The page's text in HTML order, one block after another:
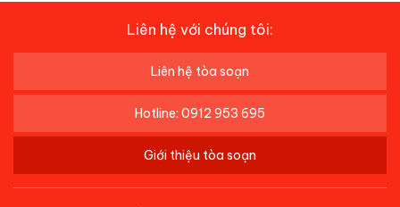
Liên hệ với chúng tôi:
Liên hệ tòa soạn
Hotline: 0912 953 695
Giới thiệu tòa soạn